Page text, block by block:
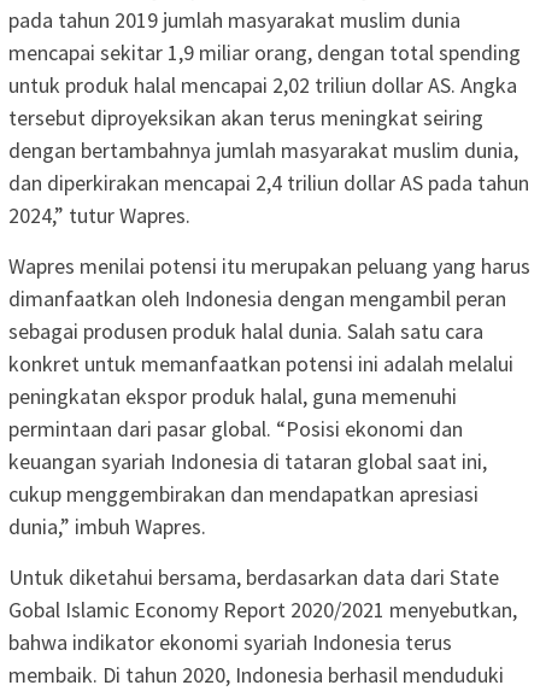
pada tahun 2019 jumlah masyarakat muslim dunia
mencapai sekitar 1,9 miliar orang, dengan total spending
untuk produk halal mencapai 2,02 triliun dollar AS. Angka
tersebut diproyeksikan akan terus meningkat seiring
dengan bertambahnya jumlah masyarakat muslim dunia,
dan diperkirakan mencapai 2,4 triliun dollar AS pada tahun
2024,” tutur Wapres.
Wapres menilai potensi itu merupakan peluang yang harus
dimanfaatkan oleh Indonesia dengan mengambil peran
sebagai produsen produk halal dunia. Salah satu cara
konkret untuk memanfaatkan potensi ini adalah melalui
peningkatan ekspor produk halal, guna memenuhi
permintaan dari pasar global. “Posisi ekonomi dan
keuangan syariah Indonesia di tataran global saat ini,
cukup menggembirakan dan mendapatkan apresiasi
dunia,” imbuh Wapres.
Untuk diketahui bersama, berdasarkan data dari State
Gobal Islamic Economy Report 2020/2021 menyebutkan,
bahwa indikator ekonomi syariah Indonesia terus
membaik. Di tahun 2020, Indonesia berhasil menduduki